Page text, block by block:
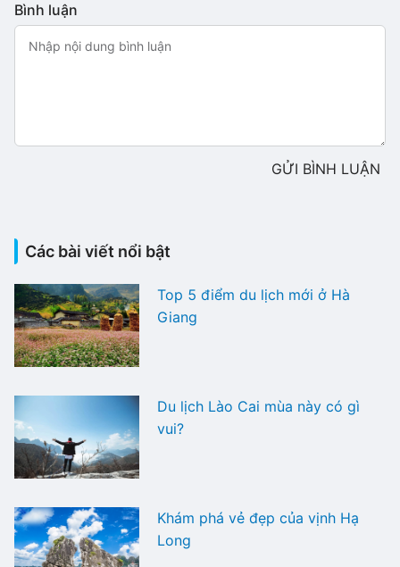
Bình luận
GỬI BÌNH LUẬN
Các bài viết nổi bật
Top 5 điểm du lịch mới ở Hà
Giang
Du lịch Lào Cai mùa này có gì
vui?
Khám phá vẻ đẹp của vịnh Hạ
Long